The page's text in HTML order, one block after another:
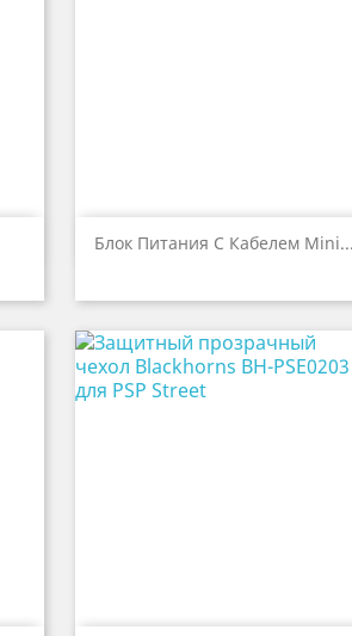
Блок Питания С Кабелем Mini...
 Быстрый просмотр